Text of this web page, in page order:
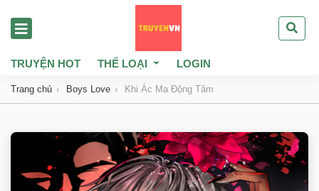
TRUYỆN HOT THỂ LOẠI LOGIN
Trang chủ Boys Love Khi Ác Ma Động Tâm